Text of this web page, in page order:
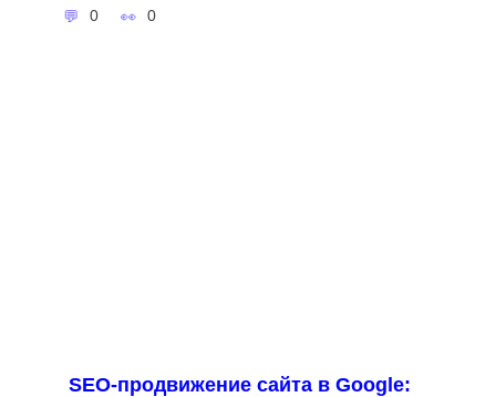
0 0
SEO-продвижение сайта в Google: